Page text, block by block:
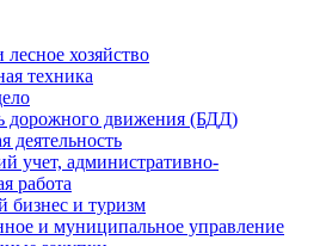
хозяйство
техника
дорожного движения (БДД)
деятельность
учет, административно-
работа
бизнес и туризм
и муниципальное управление